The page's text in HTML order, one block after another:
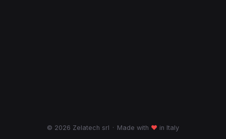
© 2026 Zelatech srl · Made with ♥ in Italy